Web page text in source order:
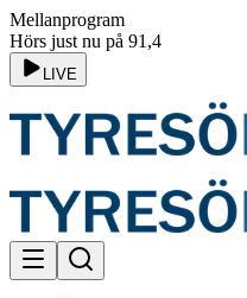
Mellanprogram
Hörs just nu på 91,4
LIVE